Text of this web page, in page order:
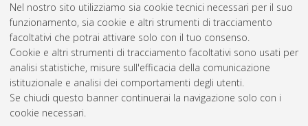
Nel nostro sito utilizziamo sia cookie tecnici necessari per il suo
funzionamento, sia cookie e altri strumenti di tracciamento
facoltativi che potrai attivare solo con il tuo consenso.
Cookie e altri strumenti di tracciamento facoltativi sono usati per
analisi statistiche, misure sull'efficacia della comunicazione
istituzionale e analisi dei comportamenti degli utenti.
Se chiudi questo banner continuerai la navigazione solo con i
cookie necessari.
Università di Bologna, Corso di Studio inIngegneria dei
processi e dei sistemi edilizi [LM-DM270] , Documento full-text
non disponibile
Questa lista e' stata generata ilSat Aug 8 20:39:05 2026
CEST